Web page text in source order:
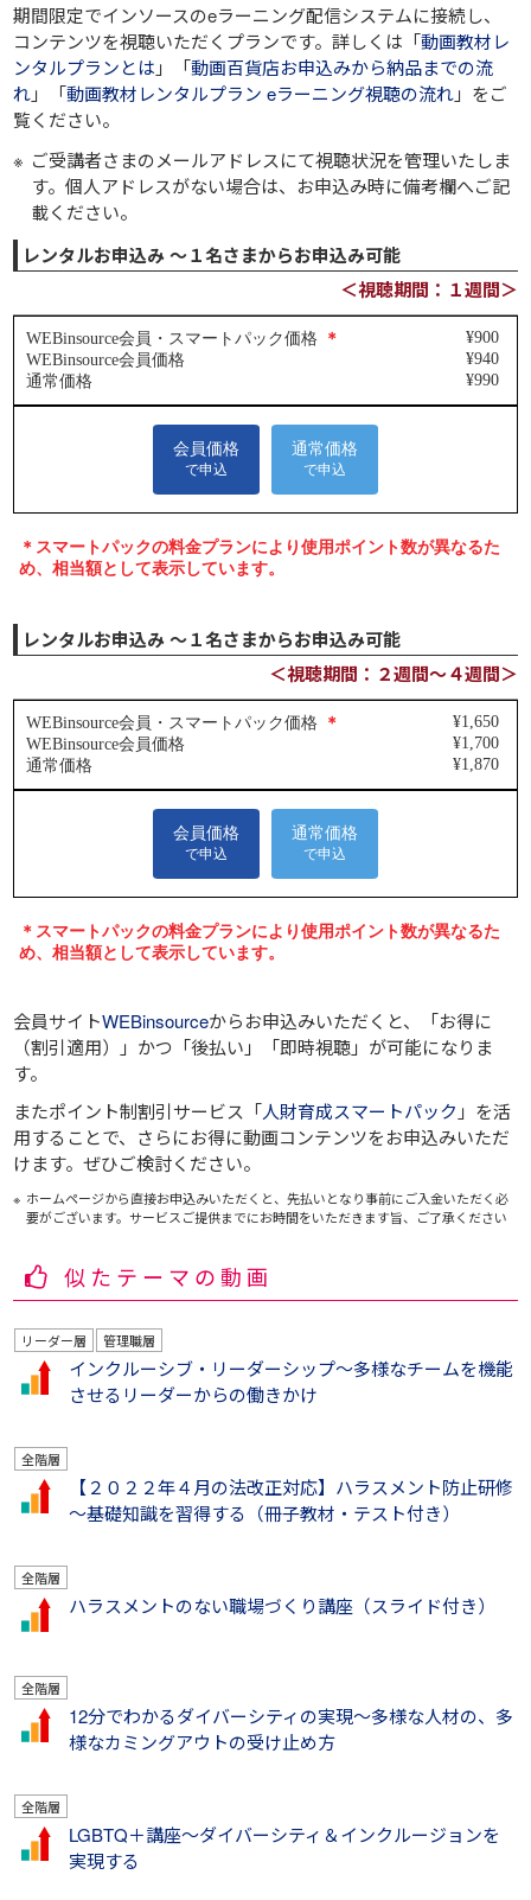
期間限定でインソースのeラーニング配信システムに接続し、
コンテンツを視聴いただくプランです。詳しくは「動画教材レ
ンタルプランとは 」「動画百貨店お申込みから納品までの流
れ」「動画教材レンタルプラン eラーニング視聴の流れ」をご
覧ください。
ご受講者さまのメールアドレスにて視聴状況を管理いたしま
す。個人アドレスがない場合は、お申込み時に備考欄へご記
載ください。
レンタルお申込み ～１名さまからお申込み可能
＜視聴期間：１週間＞
レンタルお申込み ～１名さまからお申込み可能
＜視聴期間：２週間～４週間＞
会員サイトWEBinsourceからお申込みいただくと、
「お得に
（割引適用）」 かつ 「後払い」 「即時視聴」 が可能になりま
す。
またポイント制割引サービス「人財育成スマートパック 」を活
用することで、さらにお得に動画コンテンツをお申込みいただ
けます。ぜひご検討ください。
ホームページから直接お申込みいただくと、先払いとなり事前にご入金いただく必
要がございます。サービスご提供までにお時間をいただきます旨、ご了承ください
似たテーマの動画
リーダー層 管理職層
インクルーシブ・リーダーシップ～多様なチームを機能
させるリーダーからの働きかけ
全階層
【２０２２年４月の法改正対応】ハラスメント防止研修
～基礎知識を習得する（冊子教材・テスト付き）
全階層
ハラスメントのない職場づくり講座（スライド付き）
全階層
12分でわかるダイバーシティの実現～多様な人材の、多
様なカミングアウトの受け止め方
全階層
LGBTQ＋講座～ダイバーシティ＆インクルージョンを
実現する